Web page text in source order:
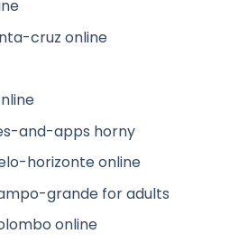
cruz online
and-apps horny
horizonte online
grande for adults
online